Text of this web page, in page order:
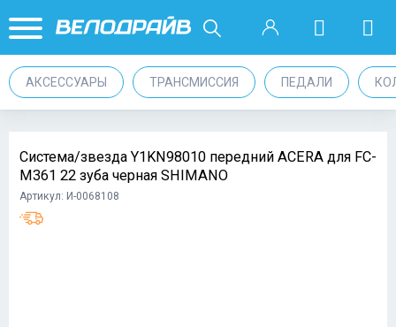
АКСЕССУАРЫ ТРАНСМИССИЯ ПЕДАЛИ
Система/звезда Y1KN98010 передний ACERA для FC-
M361 22 зуба черная SHIMANO
Артикул: И-0068108